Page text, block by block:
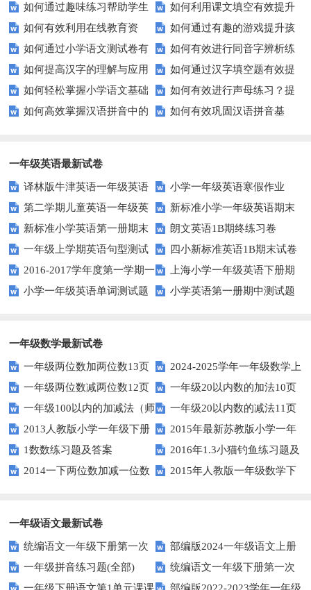
汉字？
习提高孩子的语言表达能力？
如何通过趣味练习帮助学生
掌握反义词匹配？
如何利用课文填空有效提升
语文成绩？
如何有效利用在线教育资
源？
如何通过有趣的游戏提升孩
子的句子补全技巧？
如何通过小学语文测试卷有
效提高孩子的阅读与写作技能？
如何有效进行同音字辨析练
习？这些方法让你事半功倍！
如何提高汉字的理解与应用
能力？这里有妙招！
如何通过汉字填空题有效提
升小学生的汉字书写能力？
如何轻松掌握小学语文基础
知识？
如何有效进行声母练习？提
升发音技巧有妙招！
如何高效掌握汉语拼音中的
如何有效巩固汉语拼音基
一年级英语最新试卷
译林版牛津英语一年级英语
1AB测试卷
小学一年级英语寒假作业
第二学期儿童英语一年级英
语期末试卷
新标准小学一年级英语期末
质量检测题
新标准小学英语第一册期末
测试题
朗文英语1B期终练习卷
一年级上学期英语句型测试
题
四小新标准英语1B期末试卷
2016-2017学年度第一学期一
起一年级英语期中试卷
上海小学一年级英语下册期
中试卷
小学一年级英语单词测试题 小学英语第一册期中测试题
一年级数学最新试卷
一年级两位数加两位数13页
2024-2025学年一年级数学上
册期末素养测评卷（考试版A4
人教版）
一年级两位数减两位数12页
一年级20以内数的加法10页
一年级100以内的加减法（师
版）
一年级20以内数的减法11页
2013人教版小学一年级下册
第三单元整理与复习（一）练习
题
2015年最新苏教版小学一年
级数学下册第一次月考试卷
1数数练习题及答案
2016年1.3小猫钓鱼练习题及
答案
2014一下两位数加减一位数
2015年人教版一年级数学下
一年级语文最新试卷
统编语文一年级下册第一次
月考测试题7
部编版2024一年级语文上册
第一单元检测卷
一年级拼音练习题(全部)
统编语文一年级下册第一次
一年级下册语文第1单元课课 部编版2022-2023学年一年级